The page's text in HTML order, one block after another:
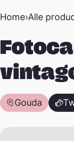
Home›Alle
Gouda